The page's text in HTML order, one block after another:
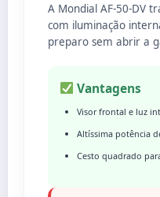
A Mondial AF-50-DV
com iluminação
preparo sem abrir a
Vantagens
Visor frontal e luz
Altíssima potência
Cesto quadrado